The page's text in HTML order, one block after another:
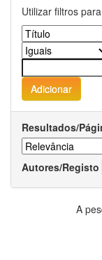
Utilizar filtros
Resultados/
Autores/Registo
A